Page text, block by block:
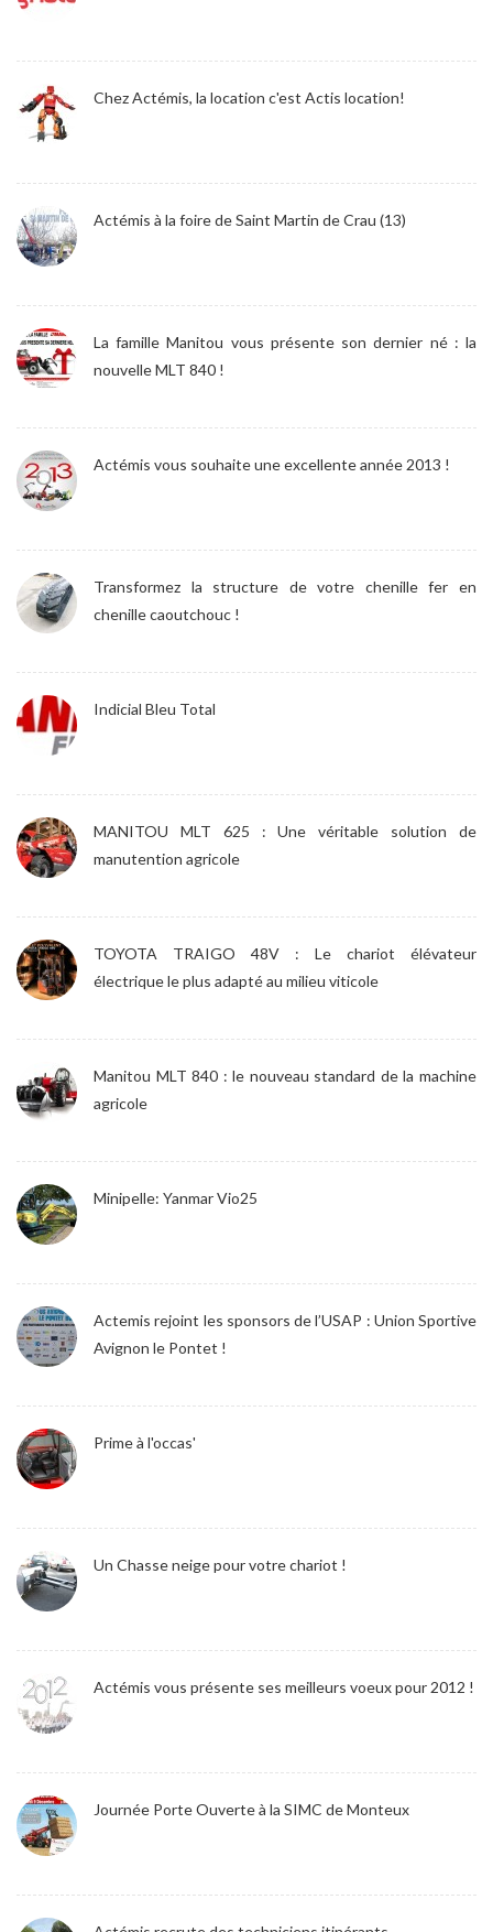
Chez Actémis, la location c'est Actis location!
Actémis à la foire de Saint Martin de Crau (13)
La famille Manitou vous présente son dernier né : la
nouvelle MLT 840 !
Actémis vous souhaite une excellente année 2013 !
Transformez la structure de votre chenille fer en
chenille caoutchouc !
Indicial Bleu Total
MANITOU MLT 625 : Une véritable solution de
manutention agricole
TOYOTA TRAIGO 48V : Le chariot élévateur
électrique le plus adapté au milieu viticole
Manitou MLT 840 : le nouveau standard de la machine
agricole
Minipelle: Yanmar Vio25
Actemis rejoint les sponsors de l’USAP : Union Sportive
Avignon le Pontet !
Prime à l'occas'
Un Chasse neige pour votre chariot !
Actémis vous présente ses meilleurs voeux pour 2012 !
Journée Porte Ouverte à la SIMC de Monteux